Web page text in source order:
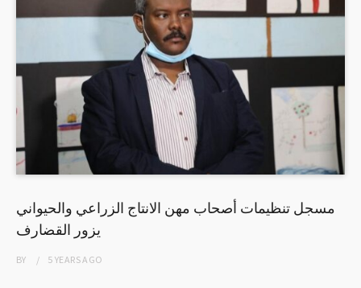
مسجل تنظيمات أصحاب مهن الانتاج الزراعي والحيواني
يزور القضارف
BY 5 YEARSAGO